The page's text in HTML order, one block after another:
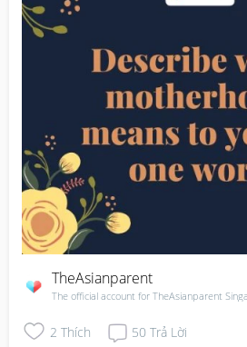
TheAsianparent
The official account for TheAsianparent
2 Thích 50 Trả Lời